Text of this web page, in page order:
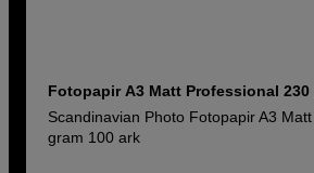
Fotopapir A3 Matt Professional 230
Scandinavian Photo Fotopapir A3
gram 100 ark